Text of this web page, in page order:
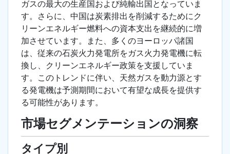
ガスの最大の生産国および純輸出国となっていま
す。さらに、中国は炭素排出を削減するためにク
リーンエネルギー燃料への資本支出を継続的に増
加させています。また、多くのヨーロッパ諸国
は、従来の石炭火力発電所をガス火力発電機に転
換し、クリーンエネルギー政策を支援していま
す。このトレンドに伴い、天然ガスを動力源とす
る発電機は予測期間において有望な成長を提供す
る可能性があります。
市場セグメンテーションの洞察
タイプ別